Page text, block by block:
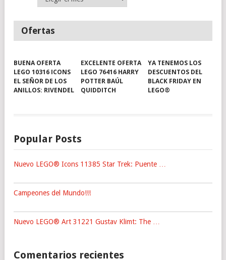
Ofertas
BUENA OFERTA
LEGO 10316 ICONS
EL SEÑOR DE LOS
ANILLOS: RIVENDEL
EXCELENTE OFERTA
LEGO 76416 HARRY
POTTER BAÚL
QUIDDITCH
YA TENEMOS LOS
DESCUENTOS DEL
BLACK FRIDAY EN
LEGO®
Popular Posts
Nuevo LEGO® Icons 11385 Star Trek: Puente …
Campeones del Mundo!!!
Nuevo LEGO® Art 31221 Gustav Klimt: The …
Comentarios recientes